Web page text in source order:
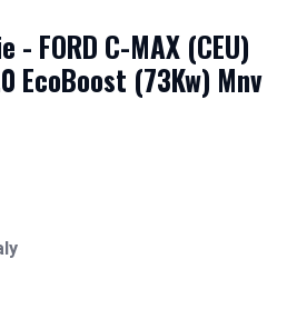
FORD C-MAX (CEU)
EcoBoost (73Kw) Mnv